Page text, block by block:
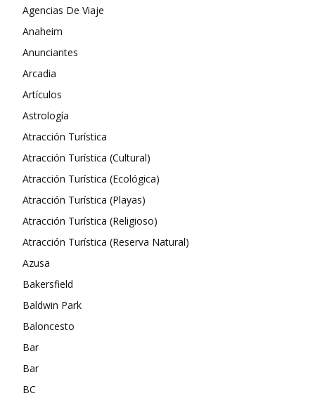
Agencias De Viaje
Anaheim
Anunciantes
Arcadia
Artículos
Astrología
Atracción Turística
Atracción Turística (Cultural)
Atracción Turística (Ecológica)
Atracción Turística (Playas)
Atracción Turística (Religioso)
Atracción Turística (Reserva Natural)
Azusa
Bakersfield
Baldwin Park
Baloncesto
Bar
Bar
BC